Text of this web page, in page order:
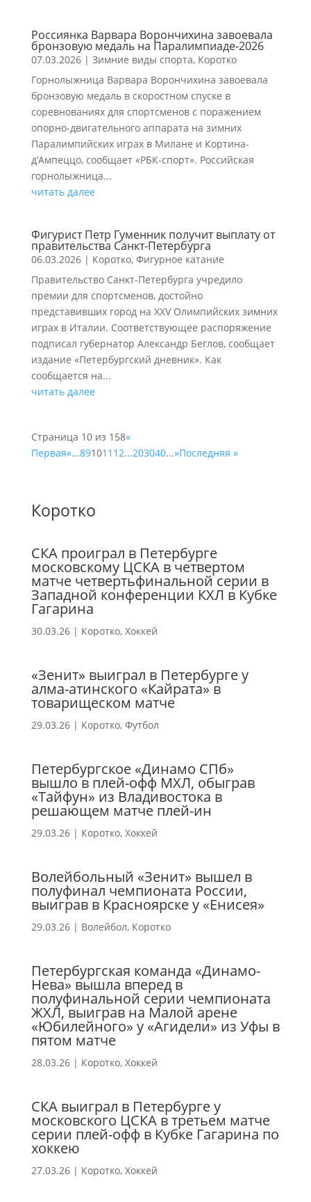
Россиянка Варвара Ворончихина завоевала
бронзовую медаль на Паралимпиаде-2026
07.03.2026| Зимние виды спорта, Коротко
Горнолыжница Варвара Ворончихина завоевала
бронзовую медаль в скоростном спуске в
соревнованиях для спортсменов с поражением
опорно-двигательного аппарата на зимних
Паралимпийских играх в Милане и Кортина-
д’Ампеццо, сообщает «РБК-спорт». Российская
горнолыжница...
читать далее
Фигурист Петр Гуменник получит выплату от
правительства Санкт-Петербурга
06.03.2026| Коротко, Фигурное катание
Правительство Санкт-Петербурга учредило
премии для спортсменов, достойно
представивших город на XXV Олимпийских зимних
играх в Италии. Соответствующее распоряжение
подписал губернатор Александр Беглов, сообщает
издание «Петербургский дневник». Как
сообщается на...
читать далее
Страница 10 из 158«
Первая«...891011 12...203040...»Последняя »
Коротко
СКА проиграл в Петербурге
московскому ЦСКА в четвертом
матче четвертьфинальной серии в
Западной конференции КХЛ в Кубке
Гагарина
30.03.26| Коротко, Хоккей
«Зенит» выиграл в Петербурге у
алма-атинского «Кайрата» в
товарищеском матче
29.03.26| Коротко, Футбол
Петербургское «Динамо СПб»
вышло в плей-офф МХЛ, обыграв
«Тайфун» из Владивостока в
решающем матче плей-ин
29.03.26| Коротко, Хоккей
Волейбольный «Зенит» вышел в
полуфинал чемпионата России,
выиграв в Красноярске у «Енисея»
29.03.26| Волейбол, Коротко
Петербургская команда «Динамо-
Нева» вышла вперед в
полуфинальной серии чемпионата
ЖХЛ, выиграв на Малой арене
«Юбилейного» у «Агидели» из Уфы в
пятом матче
28.03.26| Коротко, Хоккей
СКА выиграл в Петербурге у
московского ЦСКА в третьем матче
серии плей-офф в Кубке Гагарина по
хоккею
27.03.26| Коротко, Хоккей